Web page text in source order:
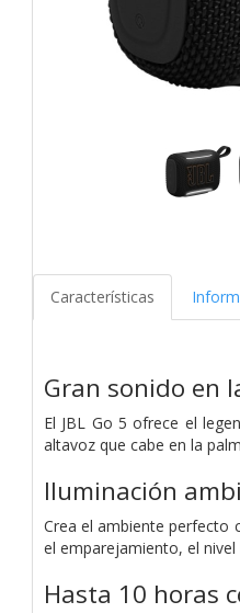
Características
Gran sonido en
El JBL Go 5 ofrece el
altavoz que cabe en la
Iluminación
Crea el ambiente perfecto
el emparejamiento, el
Hasta 10 horas